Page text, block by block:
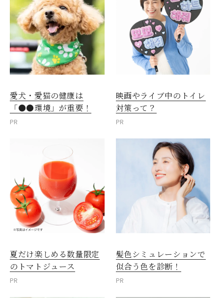
愛犬・愛猫の健康は
「●●環境」が重要！
PR
映画やライブ中のトイレ
対策って？
PR
夏だけ楽しめる数量限定
のトマトジュース
PR
髪色シミュレーションで
似合う色を診断！
PR